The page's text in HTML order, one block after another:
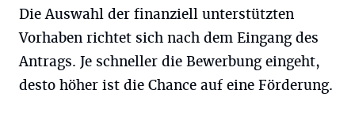
Die Auswahl der finanziell unterstützten
Vorhaben richtet sich nach dem Eingang des
Antrags. Je schneller die Bewerbung eingeht,
desto höher ist die Chance auf eine Förderung.